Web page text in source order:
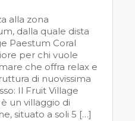
alla zona
dalla quale dista
Paestum Coral
per chi vuole
che offra relax e
di nuovissima
Il Fruit Village
un villaggio di
situato a soli 5 […]